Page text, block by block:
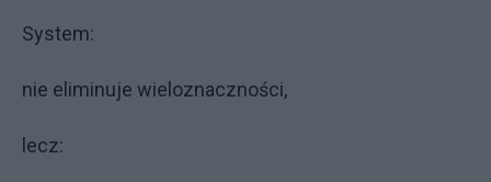
System:
nie eliminuje wieloznaczności,
lecz: